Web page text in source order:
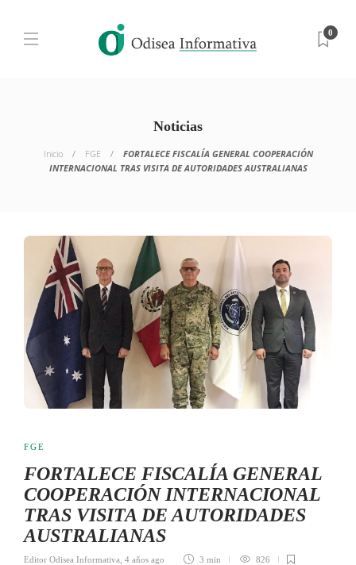
0
Noticias
Inicio FGE
FORTALECE FISCALÍA GENERAL COOPERACIÓN
INTERNACIONAL TRAS VISITA DE AUTORIDADES AUSTRALIANAS
FGE
FORTALECE FISCALÍA GENERAL
COOPERACIÓN INTERNACIONAL
TRAS VISITA DE AUTORIDADES
AUSTRALIANAS
Editor Odisea Informativa 4 años ago 3 min 826